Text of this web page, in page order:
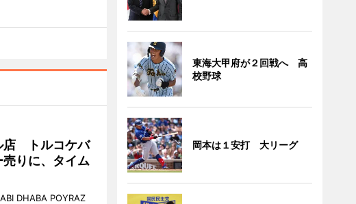
店 トルコケバ
りに、タイム
DHABA POYRAZ
東海大甲府が２回戦へ 高
校野球
岡本は１安打 大リーグ